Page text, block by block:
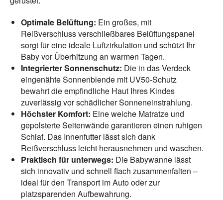
Optimale Belüftung: Ein großes, mit
Reißverschluss verschließbares Belüftungspanel
sorgt für eine ideale Luftzirkulation und schützt Ihr
Baby vor Überhitzung an warmen Tagen.
Integrierter Sonnenschutz: Die in das Verdeck
eingenähte Sonnenblende mit UV50-Schutz
bewahrt die empfindliche Haut Ihres Kindes
zuverlässig vor schädlicher Sonneneinstrahlung.
Höchster Komfort: Eine weiche Matratze und
gepolsterte Seitenwände garantieren einen ruhigen
Schlaf. Das Innenfutter lässt sich dank
Reißverschluss leicht herausnehmen und waschen.
Praktisch für unterwegs: Die Babywanne lässt
sich innovativ und schnell flach zusammenfalten –
ideal für den Transport im Auto oder zur
platzsparenden Aufbewahrung.